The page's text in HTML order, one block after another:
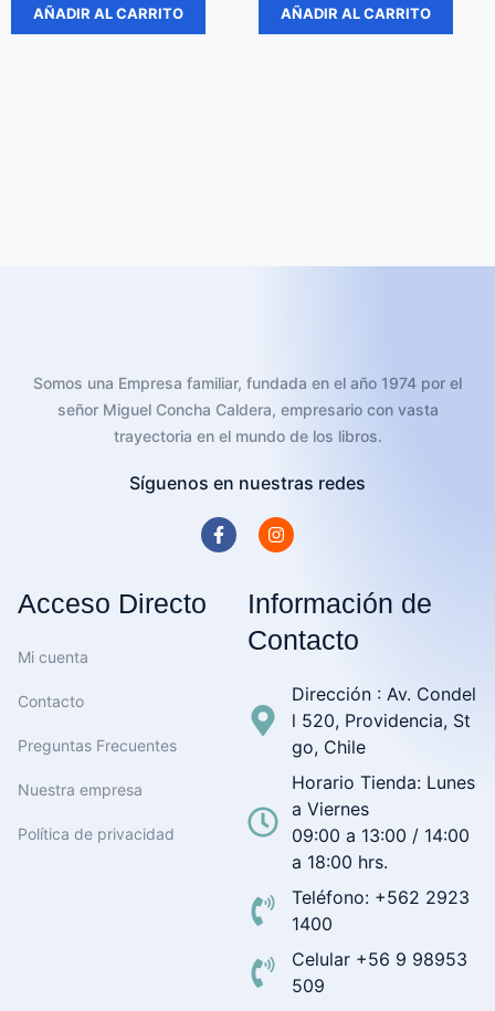
AÑADIR AL CARRITO AÑADIR AL CARRITO
Somos una Empresa familiar, fundada en el año 1974 por el
señor Miguel Concha Caldera, empresario con vasta
trayectoria en el mundo de los libros.
Síguenos en nuestras redes
Acceso Directo
Mi cuenta
Contacto
Preguntas Frecuentes
Nuestra empresa
Política de privacidad
Información de
Contacto
Dirección : Av. Condel
l 520, Providencia, St
go, Chile
Horario Tienda: Lunes
a Viernes
09:00 a 13:00 / 14:00
a 18:00 hrs.
Teléfono: +562 2923
1400
Celular +56 9 98953
509